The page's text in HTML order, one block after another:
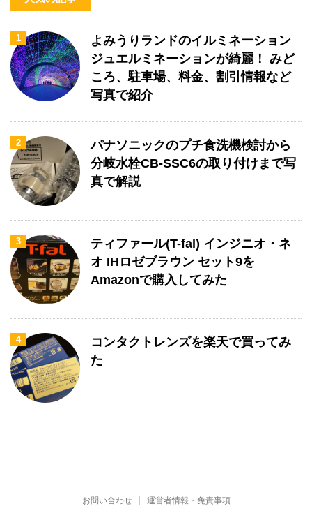
1
よみうりランドのイルミネーション
ジュエルミネーションが綺麗！ みど
ころ、駐車場、料金、割引情報など
写真で紹介
2
パナソニックのプチ食洗機検討から
分岐水栓CB-SSC6の取り付けまで写
真で解説
3
ティファール(T-fal) インジニオ・ネ
オ IHロゼブラウン セット9を
Amazonで購入してみた
4
コンタクトレンズを楽天で買ってみ
た
お問い合わせ 運営者情報・免責事項